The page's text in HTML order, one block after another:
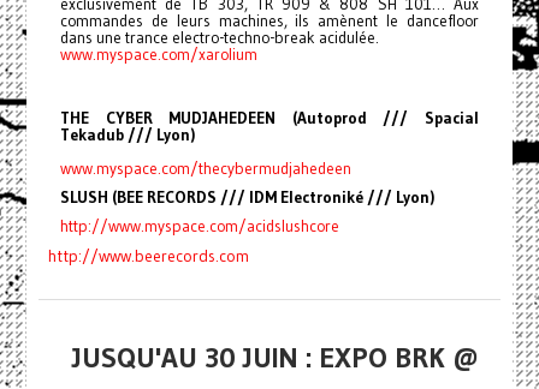
exclusivement de TB 303, TR 909 & 808 SH 101… Aux
commandes de leurs machines, ils amènent le dancefloor
dans une trance electro-techno-break acidulée.
www.myspace.com/xarolium
THE CYBER MUDJAHEDEEN (Autoprod /// Spacial
Tekadub /// Lyon)
www.myspace.com/thecybermudjahedeen
SLUSH (BEE RECORDS /// IDM Electroniké /// Lyon)
http://www.myspace.com/acidslushcore
http://www.beerecords.com
JUSQU'AU 30 JUIN : EXPO BRK @